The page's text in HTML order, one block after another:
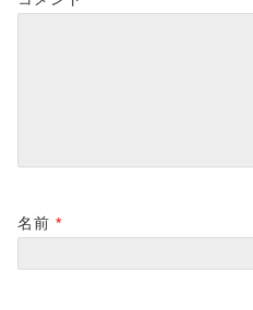
名前 *